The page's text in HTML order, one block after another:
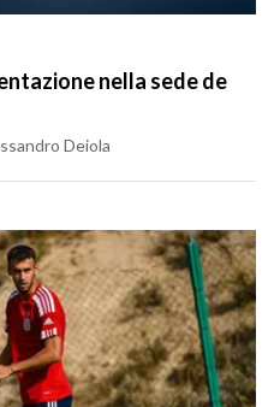
nella sede de
Deiola